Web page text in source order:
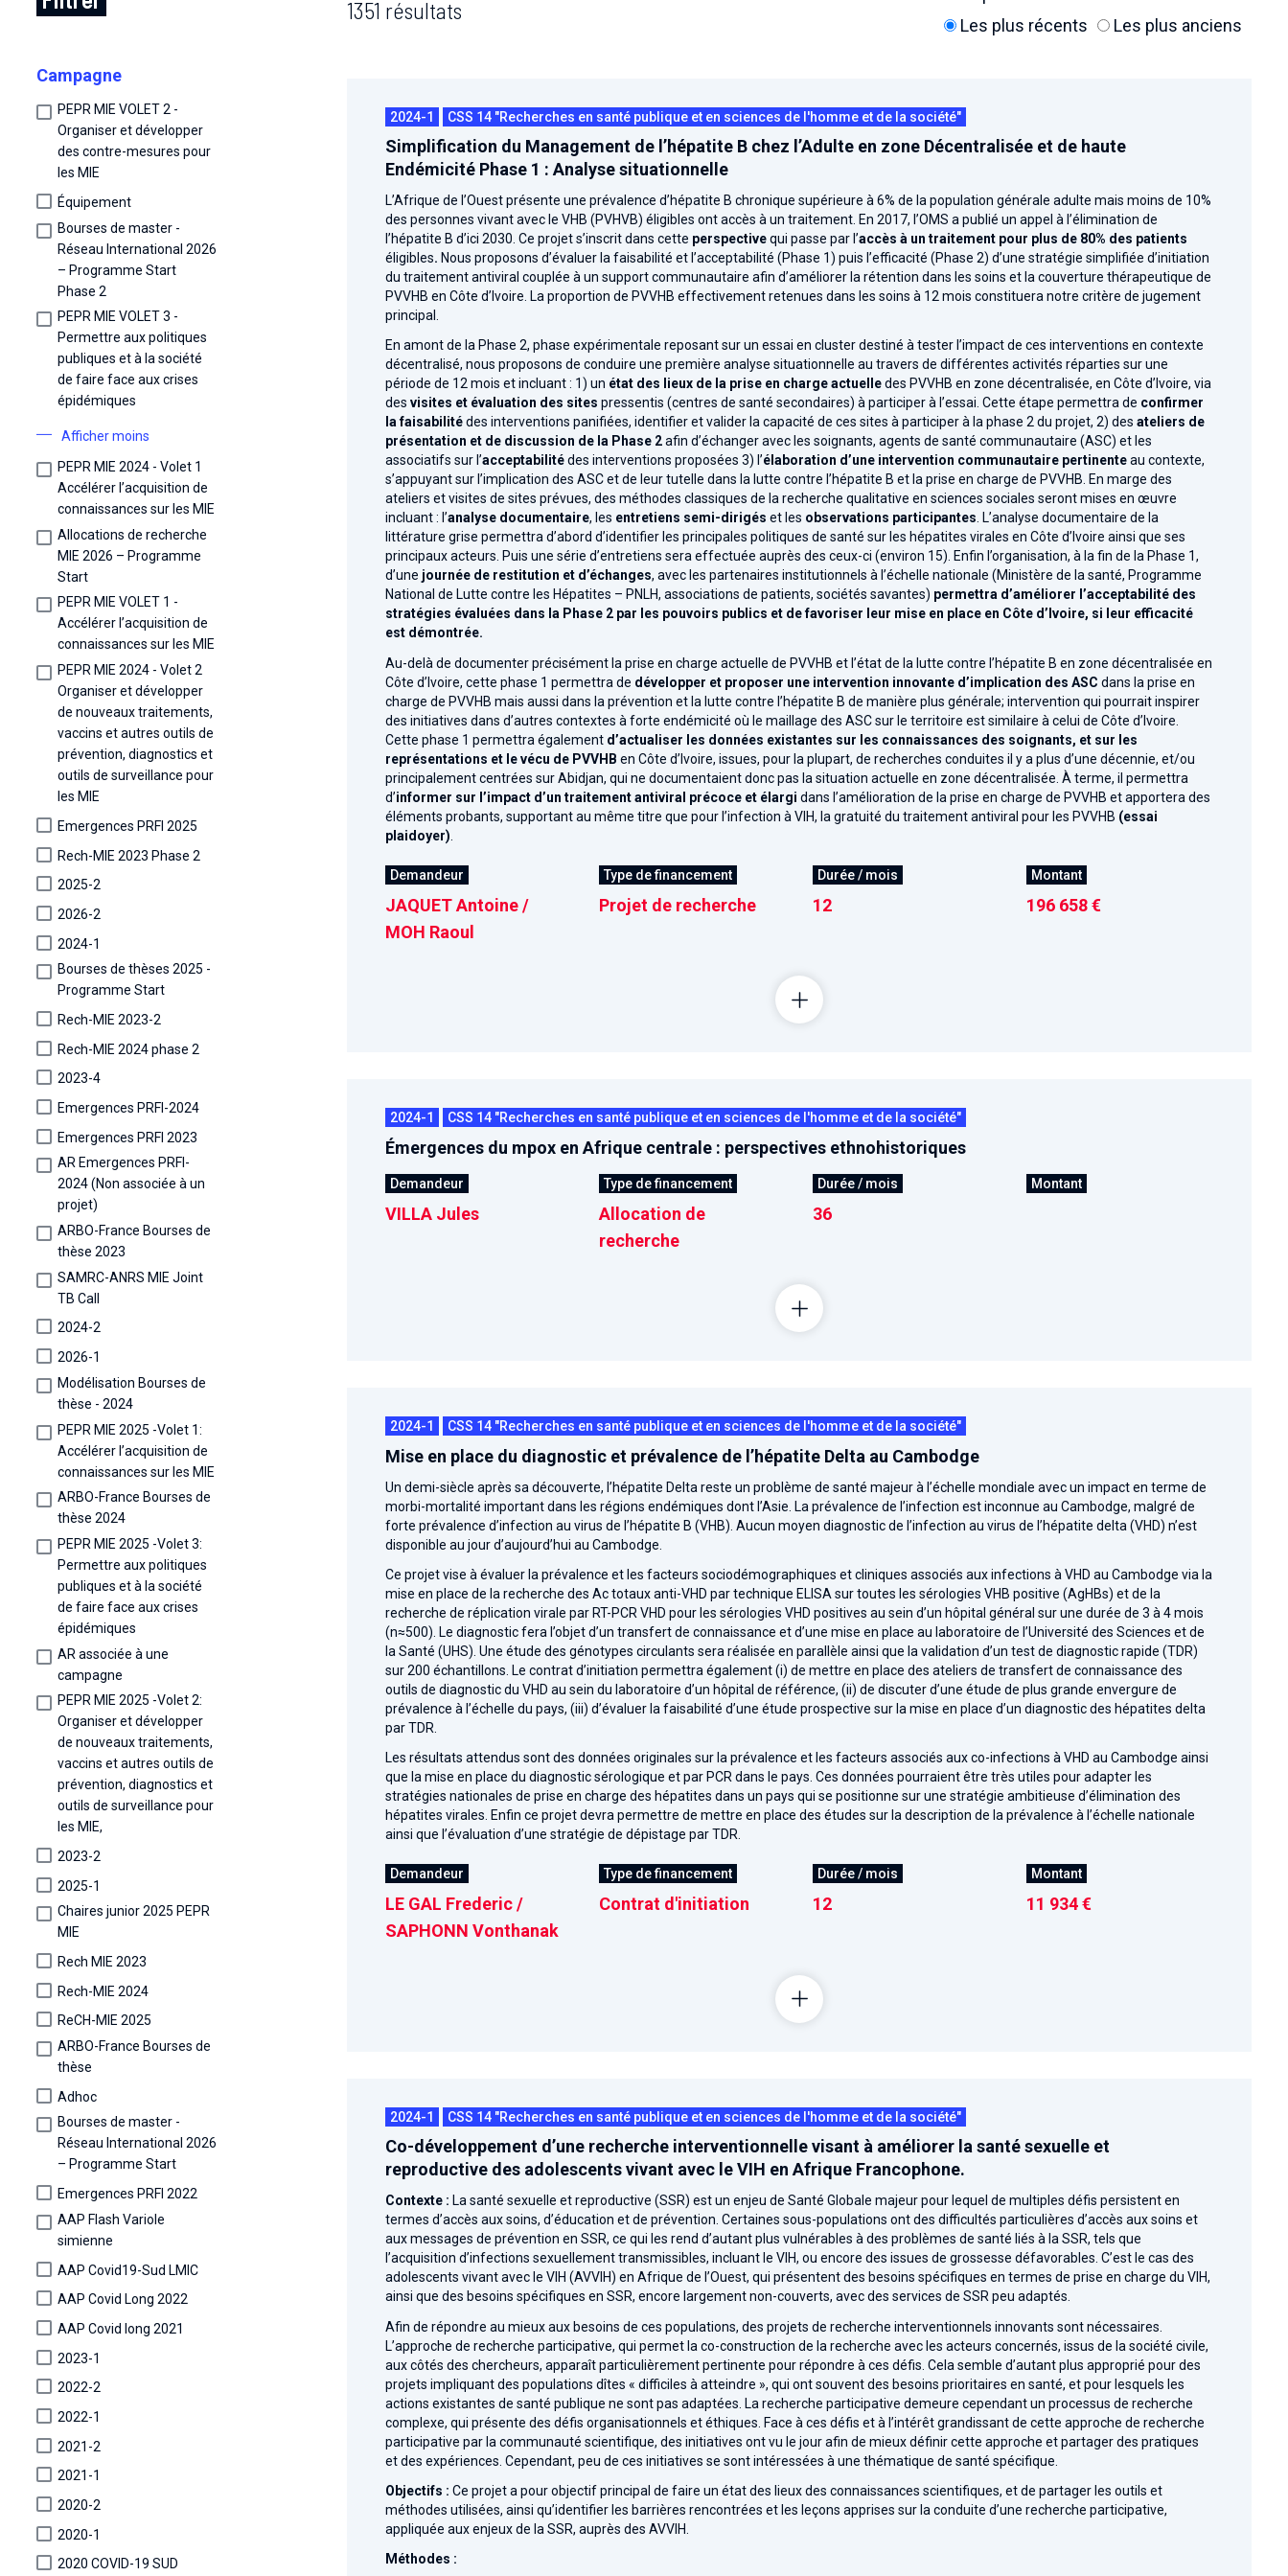
Campagne
PEPR MIE VOLET 2 -
Organiser et développer
des contre-mesures pour
les MIE
Équipement
Bourses de master -
Réseau International 2026
– Programme Start
Phase 2
PEPR MIE VOLET 3 -
Permettre aux politiques
publiques et à la société
de faire face aux crises
épidémiques
Afficher moins
PEPR MIE 2024 - Volet 1
Accélérer l’acquisition de
connaissances sur les MIE
Allocations de recherche
MIE 2026 – Programme
Start
PEPR MIE VOLET 1 -
Accélérer l’acquisition de
connaissances sur les MIE
PEPR MIE 2024 - Volet 2
Organiser et développer
de nouveaux traitements,
vaccins et autres outils de
prévention, diagnostics et
outils de surveillance pour
les MIE
Emergences PRFI 2025
Rech-MIE 2023 Phase 2
2025-2
2026-2
2024-1
Bourses de thèses 2025 -
Programme Start
Rech-MIE 2023-2
Rech-MIE 2024 phase 2
2023-4
Emergences PRFI-2024
Emergences PRFI 2023
AR Emergences PRFI-
2024 (Non associée à un
projet)
ARBO-France Bourses de
thèse 2023
SAMRC-ANRS MIE Joint
TB Call
2024-2
2026-1
Modélisation Bourses de
thèse - 2024
PEPR MIE 2025 -Volet 1:
Accélérer l’acquisition de
connaissances sur les MIE
ARBO-France Bourses de
thèse 2024
PEPR MIE 2025 -Volet 3:
Permettre aux politiques
publiques et à la société
de faire face aux crises
épidémiques
AR associée à une
campagne
PEPR MIE 2025 -Volet 2:
Organiser et développer
de nouveaux traitements,
vaccins et autres outils de
prévention, diagnostics et
outils de surveillance pour
les MIE,
2023-2
2025-1
Chaires junior 2025 PEPR
MIE
Rech MIE 2023
Rech-MIE 2024
ReCH-MIE 2025
ARBO-France Bourses de
thèse
Adhoc
Bourses de master -
Réseau International 2026
– Programme Start
Emergences PRFI 2022
AAP Flash Variole
simienne
AAP Covid19-Sud LMIC
AAP Covid Long 2022
AAP Covid long 2021
2023-1
2022-2
2022-1
2021-2
2021-1
2020-2
2020-1
2020 COVID-19 SUD
1351 résultats
Les plus récents
Les plus anciens
2024-1 CSS 14 "Recherches en santé publique et en sciences de l'homme et de la société"
Simplification du Management de l’hépatite B chez l’Adulte en zone Décentralisée et de haute
Endémicité Phase 1 : Analyse situationnelle
L’Afrique de l’Ouest présente une prévalence d’hépatite B chronique supérieure à 6% de la population générale adulte mais moins de 10%
des personnes vivant avec le VHB (PVHVB) éligibles ont accès à un traitement. En 2017, l’OMS a publié un appel à l’élimination de
l’hépatite B d’ici 2030. Ce projet s’inscrit dans cette perspectivequi passe par l’accès à un traitement pour plus de 80% des patients
éligibles. Nous proposons d’évaluer la faisabilité et l’acceptabilité (Phase 1) puis l’efficacité (Phase 2) d’une stratégie simplifiée d’initiation
du traitement antiviral couplée à un support communautaire afin d’améliorer la rétention dans les soins et la couverture thérapeutique de
PVVHB en Côte d’Ivoire. La proportion de PVVHB effectivement retenues dans les soins à 12 mois constituera notre critère de jugement
principal.
En amont de la Phase 2, phase expérimentale reposant sur un essai en cluster destiné à tester l’impact de ces interventions en contexte
décentralisé, nous proposons de conduire une première analyse situationnelle au travers de différentes activités réparties sur une
période de 12 mois et incluant : 1) un état des lieux de la prise en charge actuelledes PVVHB en zone décentralisée, en Côte d’Ivoire, via
des visites et évaluation des sites pressentis (centres de santé secondaires) à participer à l’essai. Cette étape permettra de confirmer
la faisabilitédes interventions panifiées, identifier et valider la capacité de ces sites à participer à la phase 2 du projet, 2) des ateliers de
présentation et de discussion de la Phase 2afin d’échanger avec les soignants, agents de santé communautaire (ASC) et les
associatifs sur l’acceptabilitédes interventions proposées 3) l’élaboration d’une intervention communautaire pertinenteau contexte,
s’appuyant sur l’implication des ASC et de leur tutelle dans la lutte contre l’hépatite B et la prise en charge de PVVHB. En marge des
ateliers et visites de sites prévues, des méthodes classiques de la recherche qualitative en sciences sociales seront mises en œuvre
incluant : l’analyse documentaire, les entretiens semi-dirigés et les observations participantes. L’analyse documentaire de la
littérature grise permettra d’abord d’identifier les principales politiques de santé sur les hépatites virales en Côte d’Ivoire ainsi que ses
principaux acteurs. Puis une série d’entretiens sera effectuée auprès des ceux-ci (environ 15). Enfin l’organisation, à la fin de la Phase 1,
d’une journée de restitution et d’échanges, avec les partenaires institutionnels à l’échelle nationale (Ministère de la santé, Programme
National de Lutte contre les Hépatites – PNLH, associations de patients, sociétés savantes) permettra d’améliorer l’acceptabilité des
stratégies évaluées dans la Phase 2 par les pouvoirs publics et de favoriser leur mise en place en Côte d’Ivoire, si leur efficacité
est démontrée.
Au-delà de documenter précisément la prise en charge actuelle de PVVHB et l’état de la lutte contre l’hépatite B en zone décentralisée en
Côte d’Ivoire, cette phase 1 permettra de développer et proposer une intervention innovante d’implication des ASC dans la prise en
charge de PVVHB mais aussi dans la prévention et la lutte contre l’hépatite B de manière plus générale; intervention qui pourrait inspirer
des initiatives dans d’autres contextes à forte endémicité où le maillage des ASC sur le territoire est similaire à celui de Côte d’Ivoire.
Cette phase 1 permettra également d’actualiser les données existantes sur les connaissances des soignants, et sur les
représentations et le vécu de PVVHB en Côte d’Ivoire, issues, pour la plupart, de recherches conduites il y a plus d’une décennie, et/ou
principalement centrées sur Abidjan, qui ne documentaient donc pas la situation actuelle en zone décentralisée. À terme, il permettra
d’informer sur l’impact d’un traitement antiviral précoce et élargi dans l’amélioration de la prise en charge de PVVHB et apportera des
éléments probants, supportant au même titre que pour l’infection à VIH, la gratuité du traitement antiviral pour les PVVHB (essai
plaidoyer)
Demandeur
JAQUET Antoine /
MOH Raoul
Type de financement
Projet de recherche
Durée / mois
12
Montant
196 658 €
2024-1 CSS 14 "Recherches en santé publique et en sciences de l'homme et de la société"
Émergences du mpox en Afrique centrale : perspectives ethnohistoriques
Demandeur
VILLA Jules
Type de financement
Allocation de
recherche
Durée / mois
36
Montant
2024-1 CSS 14 "Recherches en santé publique et en sciences de l'homme et de la société"
Mise en place du diagnostic et prévalence de l’hépatite Delta au Cambodge
Un demi-siècle après sa découverte, l’hépatite Delta reste un problème de santé majeur à l’échelle mondiale avec un impact en terme de
morbi-mortalité important dans les régions endémiques dont l’Asie. La prévalence de l’infection est inconnue au Cambodge, malgré de
forte prévalence d’infection au virus de l’hépatite B (VHB). Aucun moyen diagnostic de l’infection au virus de l’hépatite delta (VHD) n’est
disponible au jour d’aujourd’hui au Cambodge.
Ce projet vise à évaluer la prévalence et les facteurs sociodémographiques et cliniques associés aux infections à VHD au Cambodge via la
mise en place de la recherche des Ac totaux anti-VHD par technique ELISA sur toutes les sérologies VHB positive (AgHBs) et de la
recherche de réplication virale par RT-PCR VHD pour les sérologies VHD positives au sein d’un hôpital général sur une durée de 3 à 4 mois
(n≈500). Le diagnostic fera l’objet d’un transfert de connaissance et d’une mise en place au laboratoire de l’Université des Sciences et de
la Santé (UHS). Une étude des génotypes circulants sera réalisée en parallèle ainsi que la validation d’un test de diagnostic rapide (TDR)
sur 200 échantillons. Le contrat d’initiation permettra également (i) de mettre en place des ateliers de transfert de connaissance des
outils de diagnostic du VHD au sein du laboratoire d’un hôpital de référence, (ii) de discuter d’une étude de plus grande envergure de
prévalence à l’échelle du pays, (iii) d’évaluer la faisabilité d’une étude prospective sur la mise en place d’un diagnostic des hépatites delta
par TDR.
Les résultats attendus sont des données originales sur la prévalence et les facteurs associés aux co-infections à VHD au Cambodge ainsi
que la mise en place du diagnostic sérologique et par PCR dans le pays. Ces données pourraient être très utiles pour adapter les
stratégies nationales de prise en charge des hépatites dans un pays qui se positionne sur une stratégie ambitieuse d’élimination des
hépatites virales. Enfin ce projet devra permettre de mettre en place des études sur la description de la prévalence à l’échelle nationale
ainsi que l’évaluation d’une stratégie de dépistage par TDR.
Demandeur
LE GAL Frederic /
SAPHONN Vonthanak
Type de financement
Contrat d'initiation
Durée / mois
12
Montant
11 934 €
2024-1 CSS 14 "Recherches en santé publique et en sciences de l'homme et de la société"
Co-développement d’une recherche interventionnelle visant à améliorer la santé sexuelle et
reproductive des adolescents vivant avec le VIH en Afrique Francophone.
Contexte : La santé sexuelle et reproductive (SSR) est un enjeu de Santé Globale majeur pour lequel de multiples défis persistent en
termes d’accès aux soins, d’éducation et de prévention. Certaines sous-populations ont des difficultés particulières d’accès aux soins et
aux messages de prévention en SSR, ce qui les rend d’autant plus vulnérables à des problèmes de santé liés à la SSR, tels que
l’acquisition d’infections sexuellement transmissibles, incluant le VIH, ou encore des issues de grossesse défavorables. C’est le cas des
adolescents vivant avec le VIH (AVVIH) en Afrique de l’Ouest, qui présentent des besoins spécifiques en termes de prise en charge du VIH,
ainsi que des besoins spécifiques en SSR, encore largement non-couverts, avec des services de SSR peu adaptés.
Afin de répondre au mieux aux besoins de ces populations, des projets de recherche interventionnels innovants sont nécessaires.
L’approche de recherche participative, qui permet la co-construction de la recherche avec les acteurs concernés, issus de la société civile,
aux côtés des chercheurs, apparaît particulièrement pertinente pour répondre à ces défis. Cela semble d’autant plus approprié pour des
projets impliquant des populations dîtes « difficiles à atteindre », qui ont souvent des besoins prioritaires en santé, et pour lesquels les
actions existantes de santé publique ne sont pas adaptées. La recherche participative demeure cependant un processus de recherche
complexe, qui présente des défis organisationnels et éthiques. Face à ces défis et à l’intérêt grandissant de cette approche de recherche
participative par la communauté scientifique, des initiatives ont vu le jour afin de mieux définir cette approche et partager des pratiques
et des expériences. Cependant, peu de ces initiatives se sont intéressées à une thématique de santé spécifique.
Objectifs : Ce projet a pour objectif principal de faire un état des lieux des connaissances scientifiques, et de partager les outils et
méthodes utilisées, ainsi qu’identifier les barrières rencontrées et les leçons apprises sur la conduite d’une recherche participative,
appliquée aux enjeux de la SSR, auprès des AVVIH.
Méthodes :